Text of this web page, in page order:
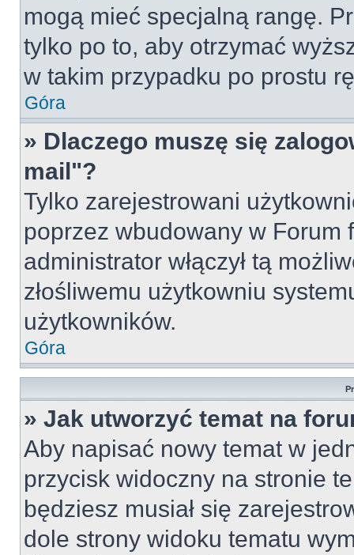
mogą mieć specjalną rangę.
tylko po to, aby otrzymać
w takim przypadku po prostu
Góra
» Dlaczego muszę się
mail"?
Tylko zarejestrowani
poprzez wbudowany w Forum
administrator włączył tą
złośliwemu użytkowniu
użytkowników.
Góra
» Jak utworzyć temat na
Aby napisać nowy temat w
przycisk widoczny na stronie
będziesz musiał się
dole strony widoku tematu